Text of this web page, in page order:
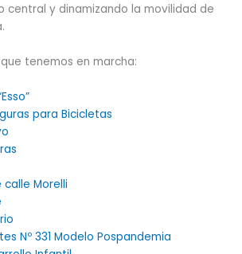
central y dinamizando la movilidad de
tenemos en marcha:
para Bicicletas
Morelli
Nº 331 Modelo Pospandemia